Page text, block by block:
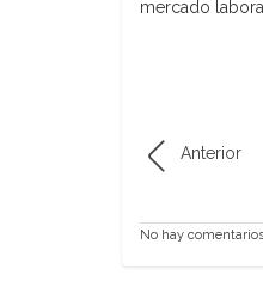
mercado
Anterior
No hay comentarios